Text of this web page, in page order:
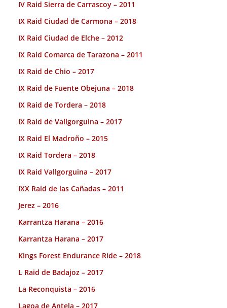
IV Raid Sierra de Carrascoy – 2011
IX Raid Ciudad de Carmona – 2018
IX Raid Ciudad de Elche – 2012
IX Raid Comarca de Tarazona – 2011
IX Raid de Chio – 2017
IX Raid de Fuente Obejuna – 2018
IX Raid de Tordera – 2018
IX Raid de Vallgorguina – 2017
IX Raid El Madroño – 2015
IX Raid Tordera – 2018
IX Raid Vallgorguina – 2017
IXX Raid de las Cañadas – 2011
Jerez – 2016
Karrantza Harana – 2016
Karrantza Harana – 2017
Kings Forest Endurance Ride – 2018
L Raid de Badajoz – 2017
La Reconquista – 2016
Lagoa de Antela – 2017